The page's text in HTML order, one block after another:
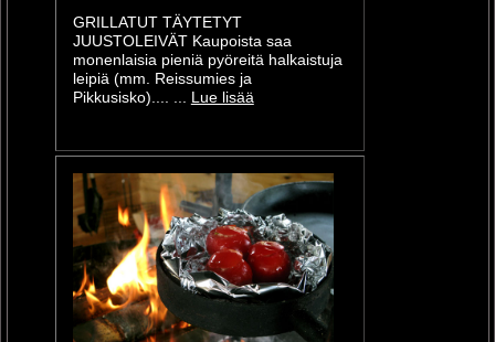
GRILLATUT TÄYTETYT
JUUSTOLEIVÄT Kaupoista saa
monenlaisia pieniä pyöreitä halkaistuja
leipiä (mm. Reissumies ja
Pikkusisko).... ... Lue lisää